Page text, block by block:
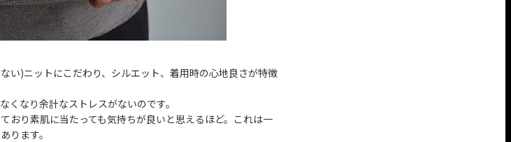
い)ニットにこだわり、シルエット、着用時の心地良さが特徴
くなり余計なストレスがないのです。
おり素肌に当たっても気持ちが良いと思えるほど。これは一
ります。